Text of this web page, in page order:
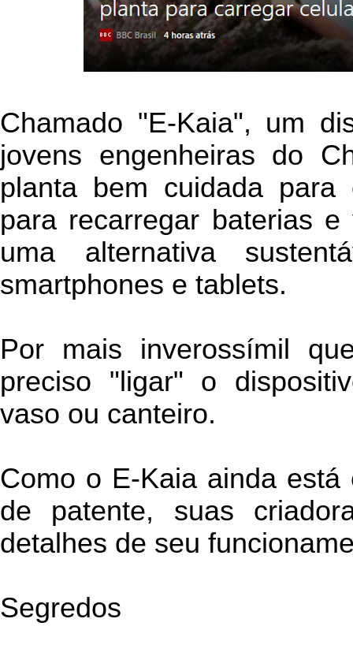
Chamado "E-Kaia", um
jovens engenheiras do
planta bem cuidada para
para recarregar baterias
uma alternativa
smartphones e tablets.
Por mais inverossímil
preciso "ligar" o
vaso ou canteiro.
Como o E-Kaia ainda
de patente, suas
detalhes de seu
Segredos